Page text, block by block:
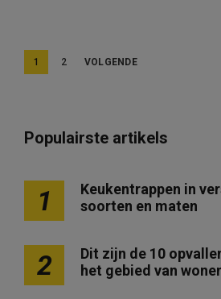
B
i
h
p
1 2 VOLGENDE
Populairste artikels
1
Keukentrappen in
soorten en maten
2
Dit zijn de 10
het gebied van